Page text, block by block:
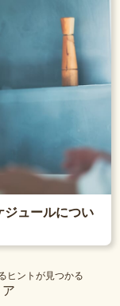
ジュールについ
ヒントが見つかる